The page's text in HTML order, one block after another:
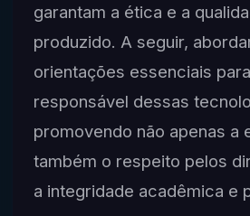
garantam a ética e a
produzido. A seguir,
orientações essenciais
responsável dessas
promovendo não apenas a
também o respeito pelos
a integridade acadêmica e